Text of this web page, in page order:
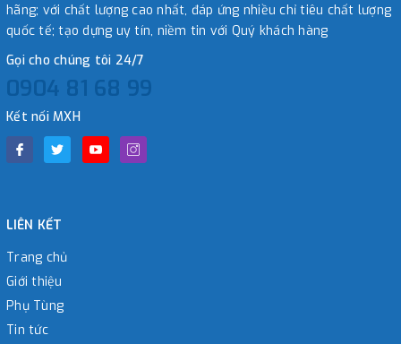
hãng; với chất lượng cao nhất, đáp ứng nhiều chỉ tiêu chất lượng
quốc tế; tạo dựng uy tín, niềm tin với Quý khách hàng
Gọi cho chúng tôi 24/7
0904 81 68 99
Kết nối MXH
LIÊN KẾT
Trang chủ
Giới thiệu
Phụ Tùng
Tin tức